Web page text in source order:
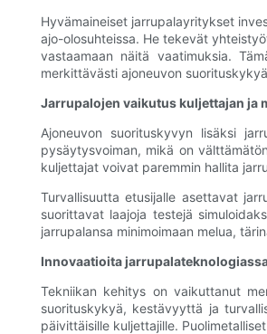
Hyvämaineiset jarrupalayritykset
ajo-olosuhteissa. He tekevät
vastaamaan näitä vaatimuksia.
merkittävästi ajoneuvon
Jarrupalojen vaikutus kuljettajan ja
Ajoneuvon suorituskyvyn lisäksi
pysäytysvoiman, mikä on
kuljettajat voivat paremmin hallita
Turvallisuutta etusijalle asettavat
suorittavat laajoja testejä
jarrupalansa minimoimaan melua,
Innovaatioita
Tekniikan kehitys on vaikuttanut
suorituskykyä, kestävyyttä ja
päivittäisille kuljettajille.